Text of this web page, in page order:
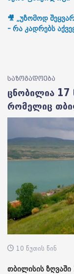
🎥 „უზომოდ
- რა კადრებს
საზოგადოება
ცნობილია 17
რომელიც
10 წუთის წინ
თბილისის